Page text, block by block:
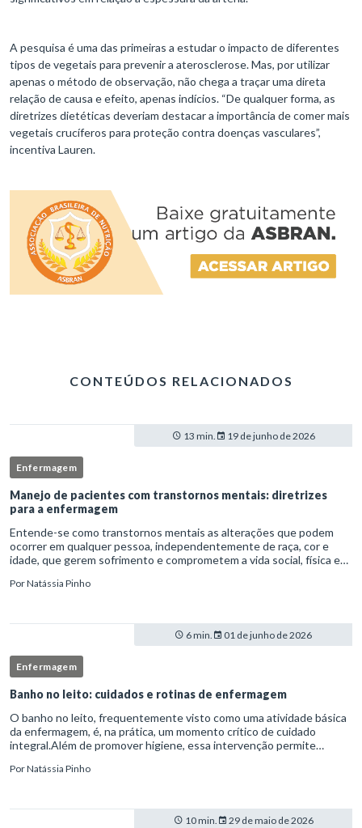
A pesquisa é uma das primeiras a estudar o impacto de diferentes
tipos de vegetais para prevenir a aterosclerose. Mas, por utilizar
apenas o método de observação, não chega a traçar uma direta
relação de causa e efeito, apenas indícios. “De qualquer forma, as
diretrizes dietéticas deveriam destacar a importância de comer mais
vegetais crucíferos para proteção contra doenças vasculares”,
incentiva Lauren.
CONTEÚDOS RELACIONADOS
13 min. 19 de junho de 2026
Enfermagem
Manejo de pacientes com transtornos mentais: diretrizes
para a enfermagem
Entende-se como transtornos mentais as alterações que podem
ocorrer em qualquer pessoa, independentemente de raça, cor e
idade, que gerem sofrimento e comprometem a vida social, física e
PorNatássia Pinho
6 min. 01 de junho de 2026
Enfermagem
Banho no leito: cuidados e rotinas de enfermagem
O banho no leito, frequentemente visto como uma atividade básica
da enfermagem, é, na prática, um momento crítico de cuidado
integral.Além de promover higiene, essa intervenção permite
PorNatássia Pinho
10 min. 29 de maio de 2026